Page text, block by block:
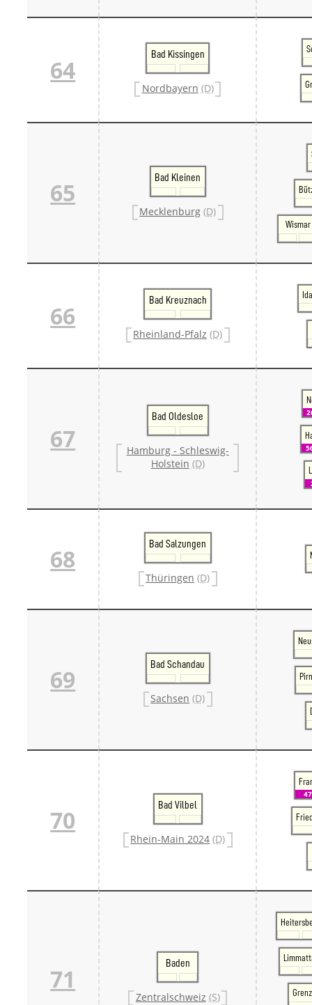
64
Bad Kissingen
Nordbayern (D)
65
Bad Kleinen
Mecklenburg (D)
Wismar
66
Bad Kreuznach
Rheinland-Pfalz (D)
67
Bad Oldesloe
Hamburg - Schleswig-
Holstein (D)
68
Bad Salzungen
Thüringen (D)
69
Bad Schandau
Sachsen (D)
70
Bad Vilbel
Rhein-Main 2024 (D)
71
Baden
Zentralschweiz (S)